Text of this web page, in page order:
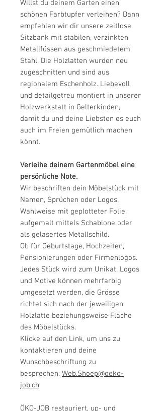
Willst du deinem Garten einen
schönen Farbtupfer verleihen? Dann
empfehlen wir dir unsere zeitlose
Sitzbank mit stabilen, verzinkten
Metallfüssen aus geschmiedetem
Stahl. Die Holzlatten wurden neu
zugeschnitten und sind aus
regionalem Eschenholz. Liebevoll
und detailgetreu montiert in unserer
Holzwerkstatt in Gelterkinden,
damit du und deine Liebsten es euch
auch im Freien gemütlich machen
könnt.
Verleihe deinem Gartenmöbel eine
persönliche Note.
Wir beschriften dein Möbelstück mit
Namen, Sprüchen oder Logos.
Wahlweise mit geplotteter Folie,
aufgemalt mittels Schablone oder
als gelasertes Metallschild.
Ob für Geburtstage, Hochzeiten,
Pensionierungen oder Firmenlogos.
Jedes Stück wird zum Unikat. Logos
und Motive können mehrfarbig
umgesetzt werden, die Grösse
richtet sich nach der jeweiligen
Holzlatte beziehungsweise Fläche
des Möbelstücks.
Klicke auf den Link, um uns zu
kontaktieren und deine
Wunschbeschriftung zu
besprechen. Web.Shoep@oeko-
job.ch
ÖKO-JOB restauriert, up- und